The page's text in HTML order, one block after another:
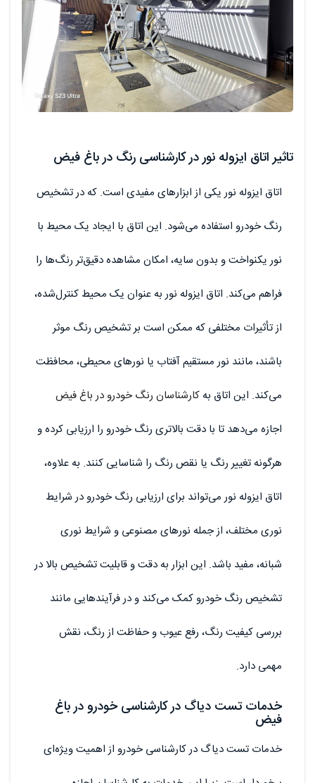
تاثیر اتاق ایزوله نور در کارشناسی رنگ در باغ فیض
اتاق ایزوله نور یکی از ابزارهای مفیدی است. که در تشخیص
رنگ خودرو استفاده می‌شود. این اتاق با ایجاد یک محیط با
نور یکنواخت و بدون سایه، امکان مشاهده دقیق‌تر رنگ‌ها را
فراهم می‌کند. اتاق ایزوله نور به عنوان یک محیط کنترل‌شده،
از تأثیرات مختلفی که ممکن است بر تشخیص رنگ موثر
باشند، مانند نور مستقیم آفتاب یا نورهای محیطی، محافظت
می‌کند. این اتاق بهکارشناسان رنگ خودرو در باغ فیض
اجازه می‌دهد تا با دقت بالاتری رنگ خودرو را ارزیابی کرده و
هرگونه تغییر رنگ یا نقص رنگ را شناسایی کنند. به علاوه،
اتاق ایزوله نور می‌تواند برای ارزیابی رنگ خودرو در شرایط
نوری مختلف، از جمله نورهای مصنوعی و شرایط نوری
شبانه، مفید باشد. این ابزار به دقت و قابلیت تشخیص بالا در
تشخیص رنگ خودرو کمک می‌کند و در فرآیندهایی مانند
بررسی کیفیت رنگ، رفع عیوب و حفاظت از رنگ، نقش
مهمی دارد.
خدمات تست دیاگ در کارشناسی خودرو در باغ
فیض
خدمات تست دیاگ در کارشناسی خودرو از اهمیت ویژه‌ای